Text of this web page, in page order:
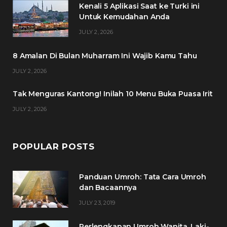
b
t
a
e
Kenali 5 Aplikasi Saat ke Turki ini
Untuk Kemudahan Anda
JULY 2, 2026
8 Amalan Di Bulan Muharram Ini Wajib Kamu Tahu
JULY 2, 2026
Tak Menguras Kantong! Inilah 10 Menu Buka Puasa Irit
JULY 2, 2026
POPULAR POSTS
Panduan Umroh: Tata Cara Umroh
dan Bacaannya
JULY 23, 2019